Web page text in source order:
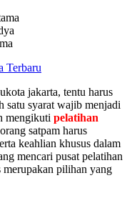
Terbaru
jakarta, tentu harus
satu syarat wajib menjadi
mengikuti pelatihan
satpam harus
keahlian khusus dalam
mencari pusat pelatihan
pilihan yang